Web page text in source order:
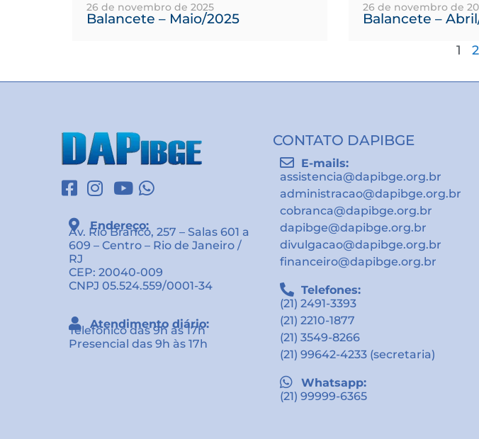
26 de novembro de 2025
Balancete – Maio/2025
26 de novembro de
Balancete –
1 2
Endereço:
Av. Rio Branco, 257 – Salas 601 a
609 – Centro – Rio de Janeiro /
RJ
CEP: 20040-009
CNPJ 05.524.559/0001-34
Atendimento diário:
Telefônico das 9h às 17h
Presencial das 9h às 17h
CONTATO DAPIBGE
E-mails:
assistencia@dapibge.org.br
administracao@dapibge.org.br
cobranca@dapibge.org.br
dapibge@dapibge.org.br
divulgacao@dapibge.org.br
financeiro@dapibge.org.br
Telefones:
(21) 2491-3393
(21) 2210-1877
(21) 3549-8266
(21) 99642-4233 (secretaria)
Whatsapp:
(21) 99999-6365